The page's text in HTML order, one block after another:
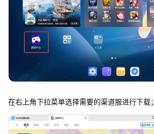
在右上角下拉菜单选择需要的渠道服进行下载；